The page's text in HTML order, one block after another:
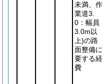
未満、作
業道3.
0：幅員
3.0m以
上)の路
面整備に
要する経
費